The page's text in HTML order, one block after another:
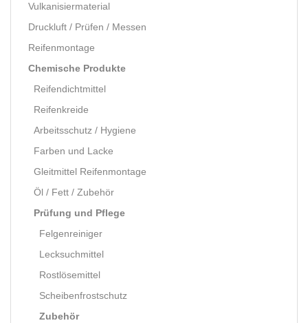
Vulkanisiermaterial
Druckluft / Prüfen / Messen
Reifenmontage
Chemische Produkte
Reifendichtmittel
Reifenkreide
Arbeitsschutz / Hygiene
Farben und Lacke
Gleitmittel Reifenmontage
Öl / Fett / Zubehör
Prüfung und Pflege
Felgenreiniger
Lecksuchmittel
Rostlösemittel
Scheibenfrostschutz
Zubehör